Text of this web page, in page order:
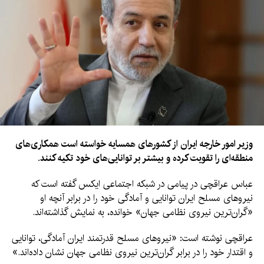
وزیر ارتباطات پاکستان وعده داده است که خواسته‌های انتقال‌دهندگان
را بررسی کند و دور بعدی مذاکرات صبح دوشنبه برگزار شود.
با این حال، اتحادیه انتقال‌دهندگان تأکید کرده است که تا زمان رسیدن
به توافق، اعتصاب ادامه خواهد داشت؛ اقدامی که می‌تواند انتقال کالا
و فعالیت‌های تجارتی در سراسر پاکستان را با اختلال مواجه کند.
وزیر امور خارجه ایران از کشورهای همسایه خواسته است همکاری‌های
منطقه‌ای را تقویت کرده و بیشتر بر توانایی‌های خود تکیه کنند.
عباس عراقچی در پیامی در شبکه اجتماعی ایکس گفته است که
نیروهای مسلح ایران توانایی و آمادگی خود را در برابر آنچه او
«گران‌ترین نیروی نظامی جهان» خوانده، به نمایش گذاشته‌اند.
عراقچی نوشته است: «نیروهای مسلح قدرتمند ایران آمادگی، توانایی
و اقتدار خود را در برابر گران‌ترین نیروی نظامی جهان نشان داده‌اند.»